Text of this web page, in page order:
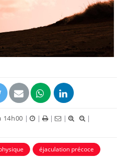
14h00 | | | |
|
éjaculation précoce